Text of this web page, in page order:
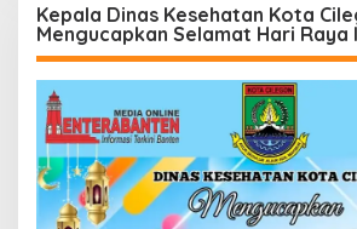
Kepala Dinas Kesehatan Kota
Mengucapkan Selamat Hari Raya